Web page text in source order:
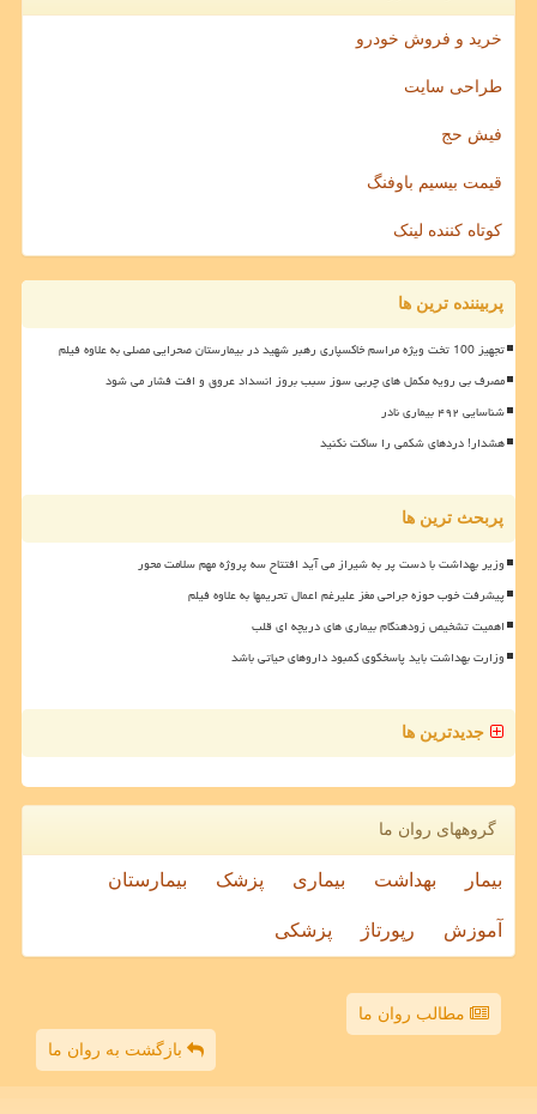
خرید و فروش خودرو
طراحی سایت
فیش حج
قیمت بیسیم باوفنگ
کوتاه کننده لینک
پربیننده ترین ها
تجهیز 100 تخت ویژه مراسم خاکسپاری رهبر شهید در بیمارستان صحرایی مصلی به علاوه فیلم
مصرف بی رویه مکمل های چربی سوز سبب بروز انسداد عروق و افت فشار می شود
شناسایی ۴۹۲ بیماری نادر
هشدار! دردهای شکمی را ساکت نکنید
پربحث ترین ها
وزیر بهداشت با دست پر به شیراز می آید افتتاح سه پروژه مهم سلامت محور
پیشرفت خوب حوزه جراحی مغز علیرغم اعمال تحریمها به علاوه فیلم
اهمیت تشخیص زودهنگام بیماری های دریچه ای قلب
وزارت بهداشت باید پاسخگوی کمبود داروهای حیاتی باشد
جدیدترین ها
گروههای روان ما
بیمار بهداشت بیماری پزشک بیمارستان
آموزش رپورتاژ پزشکی
مطالب روان ما
بازگشت به روان ما